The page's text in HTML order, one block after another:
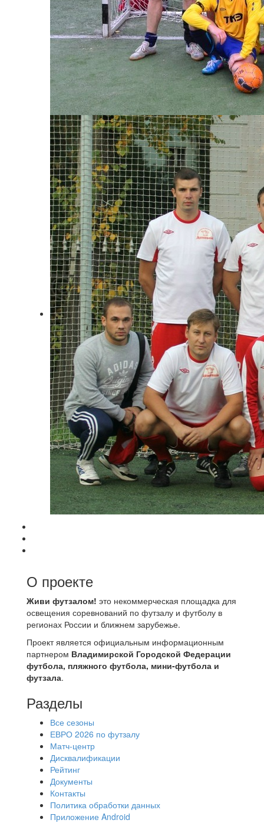
О проекте
Живи футзалом! это некоммерческая площадка для
освещения соревнований по футзалу и футболу в
регионах России и ближнем зарубежье.
Проект является официальным информационным
партнером Владимирской Городской Федерации
футбола, пляжного футбола, мини-футбола и
футзала.
Разделы
Все сезоны
ЕВРО 2026 по футзалу
Матч-центр
Дисквалификации
Рейтинг
Документы
Контакты
Политика обработки данных
Приложение Android